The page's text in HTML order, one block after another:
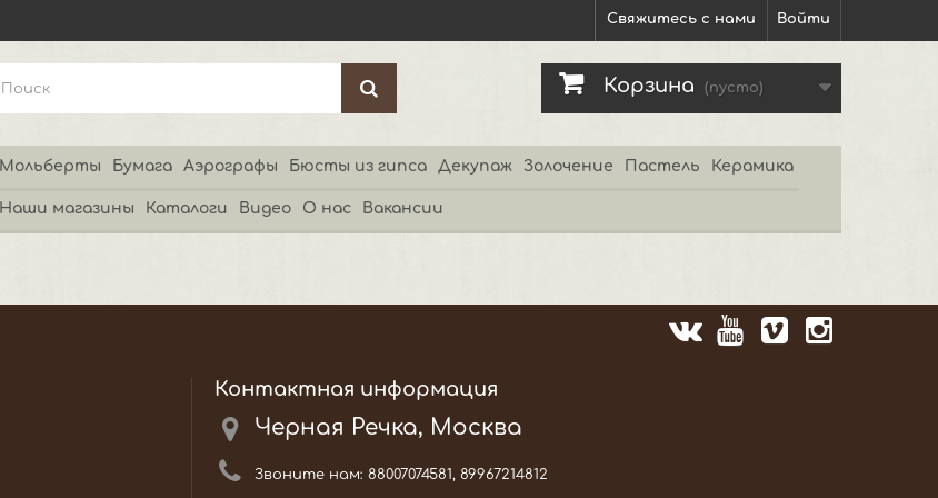
Войти
Свяжитесь с нами
Корзина (пусто)
Мольберты Бумага Аэрографы Бюсты из гипса Декупаж Золочение Пастель Керамика
Наши магазины Каталоги Видео О нас Вакансии
Контактная информация
Черная Речка, Москва
Звоните нам: 88007074581, 89967214812